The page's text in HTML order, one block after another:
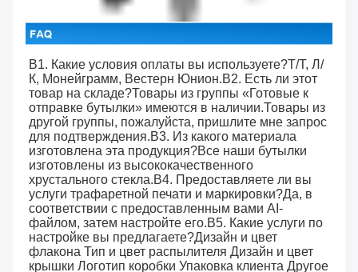
В1. Какие условия оплаты вы используете?Т/Т, Л/
К, Монейграмм, Вестерн Юнион.В2. Есть ли этот
товар на складе?Товары из группы «Готовые к
отправке бутылки» имеются в наличии.Товары из
другой группы, пожалуйста, пришлите мне запрос
для подтверждения.В3. Из какого материала
изготовлена ​​эта продукция?Все наши бутылки
изготовлены из высококачественного
хрустального стекла.В4. Предоставляете ли вы
услуги трафаретной печати и маркировки?Да, в
соответствии с предоставленным вами AI-
файлом, затем настройте его.В5. Какие услуги по
настройке вы предлагаете?Дизайн и цвет
флакона Тип и цвет распылителя Дизайн и цвет
крышки Логотип коробки Упаковка клиента Другое